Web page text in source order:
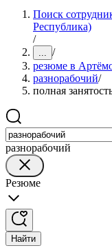
Поиск
Республика)
/
... /
резюме в
разнорабочий/
полная
разнорабочий
Резюме
Найти